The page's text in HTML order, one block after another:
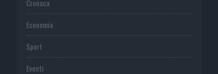
Cronaca
Economia
Sport
Eventi